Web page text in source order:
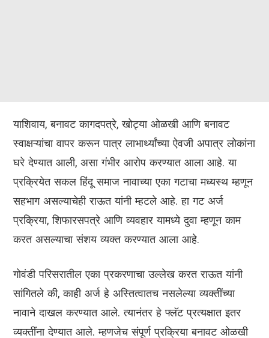
याशिवाय, बनावट कागदपत्रे, खोट्या ओळखी आणि बनावट
स्वाक्षऱ्यांचा वापर करून पात्र लाभार्थ्यांच्या ऐवजी अपात्र लोकांना
घरे देण्यात आली, असा गंभीर आरोप करण्यात आला आहे. या
प्रक्रियेत सकल हिंदू समाज नावाच्या एका गटाचा मध्यस्थ म्हणून
सहभाग असल्याचेही राऊत यांनी म्हटले आहे. हा गट अर्ज
प्रक्रिया, शिफारसपत्रे आणि व्यवहार यामध्ये दुवा म्हणून काम
करत असल्याचा संशय व्यक्त करण्यात आला आहे.
गोवंडी परिसरातील एका प्रकरणाचा उल्लेख करत राऊत यांनी
सांगितले की, काही अर्ज हे अस्तित्वातच नसलेल्या व्यक्तींच्या
नावाने दाखल करण्यात आले. त्यानंतर हे फ्लॅट प्रत्यक्षात इतर
व्यक्तींना देण्यात आले. म्हणजेच संपूर्ण प्रक्रिया बनावट ओळखी